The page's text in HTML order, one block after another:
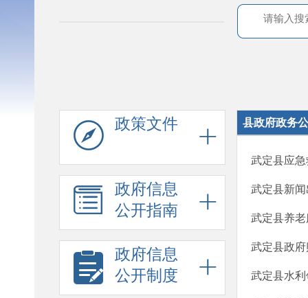
政策文件
政府信息
公开指南
政府信息
公开制度
县政府政务
武定县应
武定县新
武定县养
武定县政
武定县水